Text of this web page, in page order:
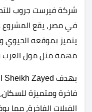
شركة فيرست جروب
يتميز بموقعه الحيوي
مهمة مثل مول العرب
فاخرة ومتميزة
الفيلات الفاخرة، مما